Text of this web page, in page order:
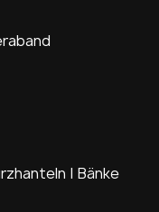
| Bänke